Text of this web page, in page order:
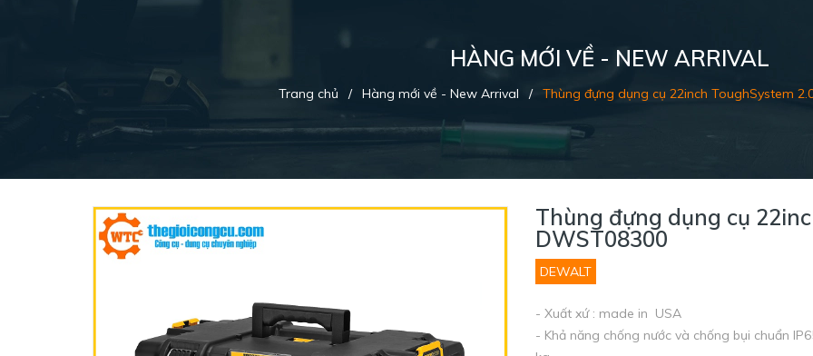
HÀNG MỚI VỀ - NEW ARRIVAL
Trang chủ / Hàng mới về - New Arrival / Thùng đựng dụng cụ 22inch ToughSystem
Thùng đựng dụng cụ
DWST08300
DEWALT
- Xuất xứ : made in USA
- Khả năng chống nước và chống bụi chuẩn